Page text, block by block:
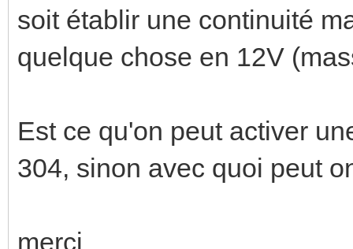
soit établir une continuité
quelque chose en 12V
Est ce qu'on peut activer
304, sinon avec quoi peut
merci